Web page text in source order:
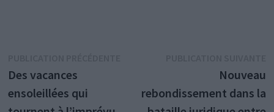
de
l’article
Des vacances
ensoleillées qui
Nouveau
rebondissement dans la